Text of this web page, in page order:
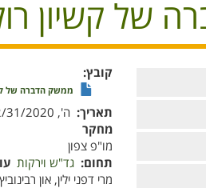
של קשיון
קובץ
ממשק הדברה של
תאריך ה', 12/31/2020 - 12:00
מחקר
מו"פ צפון
תחום גד"ש וירקות
מרי דפני ילין, און